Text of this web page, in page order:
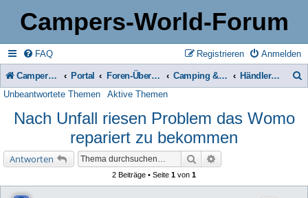
Campers-World-Forum
FAQ Anmelden
Registrieren
Campers-World-Forum Portal Foren-Übersicht Camping & Reise -> Fahrzeuge & Zubehör in der Praxis Händler, Werkstätten
Unbeantwortete Themen Aktive Themen
Nach Unfall riesen Problem das Womo
repariert zu bekommen
Antworten Suche
2 Beiträge • Seite 1 von 1